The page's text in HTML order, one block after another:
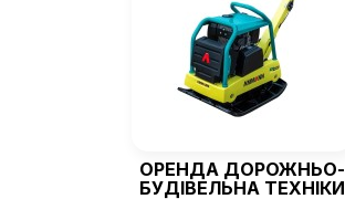
ОРЕНДА ДОРОЖНЬО-
БУДІВЕЛЬНА ТЕХНІКИ